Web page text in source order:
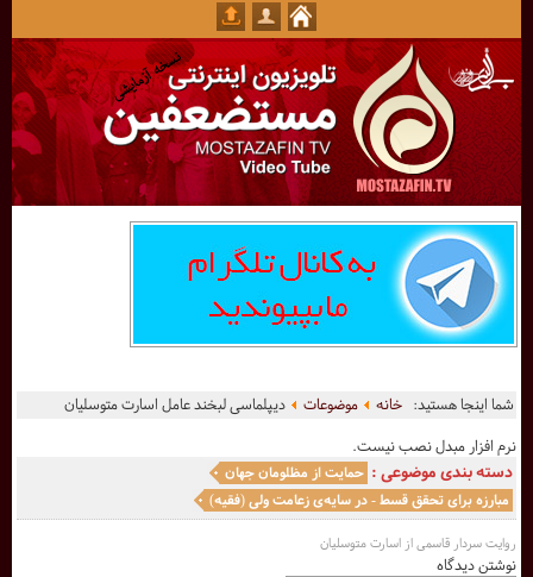
شما اینجا هستید:خانه موضوعات
دیپلماسی لبخند عامل اسارت متوسلیان
نرم افزار مبدل نصب نیست.
دسته بندی موضوعی : حمایت از مظلومان جهان
مبارزه برای تحقق قسط - در سایه‌ی زعامت ولی (فقیه)
روایت سردار قاسمی از اسارت متوسلیان
نوشتن دیدگاه